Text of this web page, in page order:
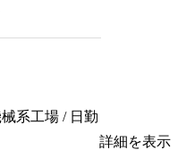
系工場 / 日勤
詳細を表示